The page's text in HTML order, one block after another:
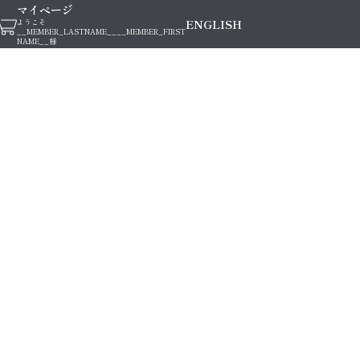
マイページ
ようこそ
__MEMBER_LASTNAME__
__MEMBER_FIRST
NAME__ 様
ENGLISH